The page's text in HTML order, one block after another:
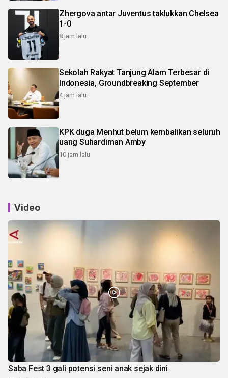
Zhergova antar Juventus taklukkan Chelsea
1-0
8 jam lalu
Sekolah Rakyat Tanjung Alam Terbesar di
Indonesia, Groundbreaking September
4 jam lalu
KPK duga Menhut belum kembalikan seluruh
uang Suhardiman Amby
10 jam lalu
Video
Saba Fest 3 gali potensi seni anak sejak dini